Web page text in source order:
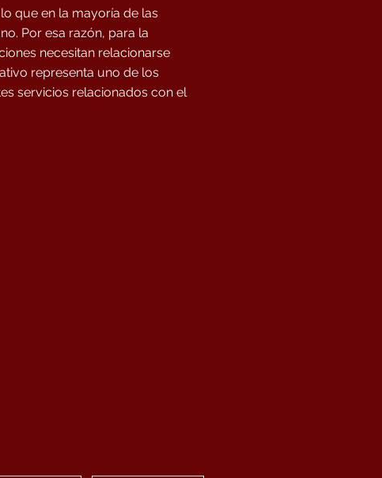
que en la mayoría de las
Por esa razón, para la
necesitan relacionarse
representa uno de los
servicios relacionados con el